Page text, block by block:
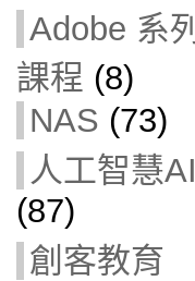
Adobe 系列
課程 (8)
NAS (73)
人工智慧AI
(87)
創客教育